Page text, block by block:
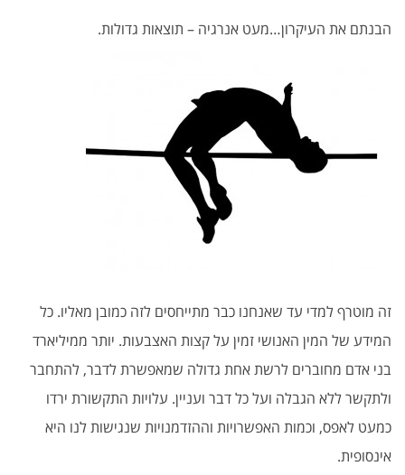
הבנתם את העיקרון…מעט אנרגיה – תוצאות גדולות.
זה מוטרף למדי עד שאנחנו כבר מתייחסים לזה כמובן מאליו. כל
המידע של המין האנושי זמין על קצות האצבעות. יותר ממיליארד
בני אדם מחוברים לרשת אחת גדולה שמאפשרת לדבר, להתחבר
ולתקשר ללא הגבלה ועל כל דבר ועניין. עלויות התקשורת ירדו
כמעט לאפס, וכמות האפשרויות וההזדמנויות שנגישות לנו היא
אינסופית.